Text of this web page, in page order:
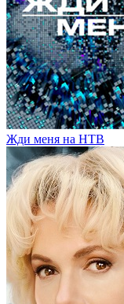
Жди меня на НТВ